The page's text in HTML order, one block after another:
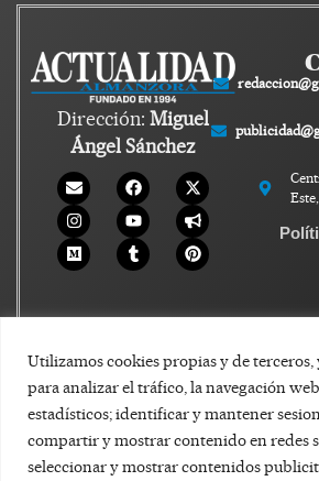
Utilizamos cookies propias y de
para analizar el tráfico, la navegación
estadísticos; identificar y mantener
compartir y mostrar contenido en redes
seleccionar y mostrar contenidos
Dirección: Miguel
Ángel Sánchez